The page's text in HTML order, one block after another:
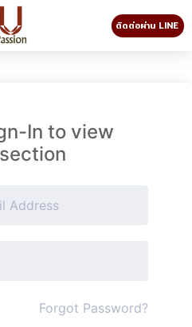
ติดต่อผ่าน LINE
In to view
Forgot Password?